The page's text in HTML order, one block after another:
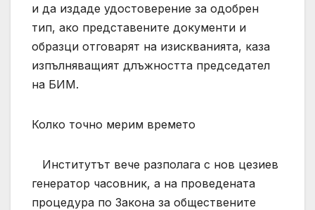
и да издаде удостоверение за одобрен
тип, ако представените документи и
образци отговарят на изискванията, каза
изпълняващият длъжността председател
на БИМ.
Колко точно мерим времето
Институтът вече разполага с нов цезиев
генератор часовник, а на проведената
процедура по Закона за обществените